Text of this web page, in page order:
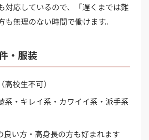
対応しているので、「遅くまでは難
も無理のない時間で働けます。
・服装
校生不可）
系・キレイ系・カワイイ系・派手系
良い方・高身長の方も好まれます